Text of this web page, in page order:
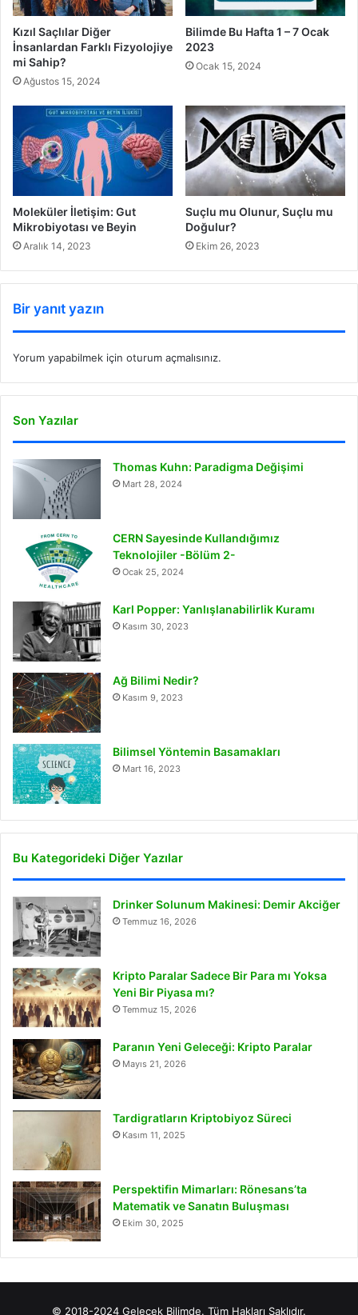
Kızıl Saçlılar Diğer
İnsanlardan Farklı Fizyolojiye
mi Sahip?
Ağustos 15, 2024
Bilimde Bu Hafta 1 – 7 Ocak
2023
Ocak 15, 2024
Moleküler İletişim: Gut
Mikrobiyotası ve Beyin
Aralık 14, 2023
Suçlu mu Olunur, Suçlu mu
Doğulur?
Ekim 26, 2023
Bir yanıt yazın
Yorum yapabilmek için oturum açmalısınız.
Son Yazılar
Thomas Kuhn: Paradigma Değişimi
Mart 28, 2024
CERN Sayesinde Kullandığımız
Teknolojiler -Bölüm 2-
Ocak 25, 2024
Karl Popper: Yanlışlanabilirlik Kuramı
Kasım 30, 2023
Ağ Bilimi Nedir?
Kasım 9, 2023
Bilimsel Yöntemin Basamakları
Mart 16, 2023
Bu Kategorideki Diğer Yazılar
Drinker Solunum Makinesi: Demir Akciğer
Temmuz 16, 2026
Kripto Paralar Sadece Bir Para mı Yoksa
Yeni Bir Piyasa mı?
Temmuz 15, 2026
Paranın Yeni Geleceği: Kripto Paralar
Mayıs 21, 2026
Tardigratların Kriptobiyoz Süreci
Kasım 11, 2025
Perspektifin Mimarları: Rönesans’ta
Matematik ve Sanatın Buluşması
Ekim 30, 2025
© 2018-2024 Gelecek Bilimde. Tüm Hakları Saklıdır.